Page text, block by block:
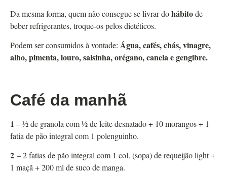
Da mesma forma, quem não consegue se livrar dohábitode
beber refrigerantes, troque-os pelos dietéticos.
Podem ser consumidos à vontade: Água, cafés, chás, vinagre,
alho, pimenta, louro, salsinha, orégano, canela e gengibre.
Café da manhã
1 – ½ de granola com ½ de leite desnatado + 10 morangos + 1
fatia de pão integral com 1 polenguinho.
2 – 2 fatias de pão integral com 1 col. (sopa) de requeijão light +
1 maçã + 200 ml de suco de manga.